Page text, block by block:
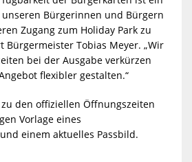
Bürgerinnen und Bürgern
Zugang zum Holiday Park zu
Bürgermeister Tobias Meyer. „Wir
bei der Ausgabe verkürzen
flexibler gestalten.“
den offiziellen Öffnungszeiten
Vorlage eines
einem aktuelles Passbild.